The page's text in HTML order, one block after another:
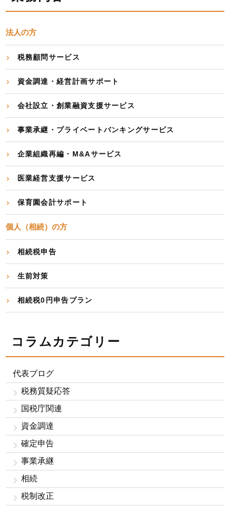
法人の方
税務顧問サービス
資金調達・経営計画サポート
会社設立・創業融資支援サービス
事業承継・プライベートバンキングサービス
企業組織再編・M&Aサービス
医業経営支援サービス
保育園会計サポート
個人（相続）の方
相続税申告
生前対策
相続税0円申告プラン
コラムカテゴリー
代表ブログ
税務質疑応答
国税庁関連
資金調達
確定申告
事業承継
相続
税制改正